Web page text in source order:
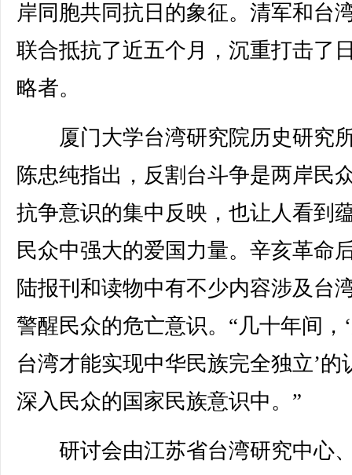
岸同胞共同抗日的象征。清军和台
联合抵抗了近五个月，沉重打击了
略者。
厦门大学台湾研究院历史研究
陈忠纯指出，反割台斗争是两岸民
抗争意识的集中反映，也让人看到
民众中强大的爱国力量。辛亥革命
陆报刊和读物中有不少内容涉及台
警醒民众的危亡意识。“几十年间，
台湾才能实现中华民族完全独立’的
深入民众的国家民族意识中。”
研讨会由江苏省台湾研究中心